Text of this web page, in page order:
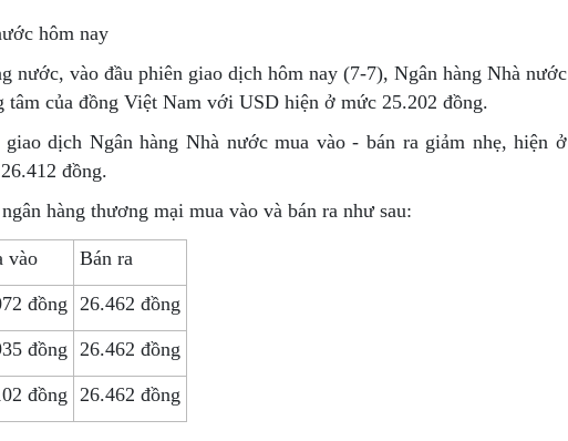
hôm nay
nước, vào đầu phiên giao dịch hôm nay (7-7), Ngân hàng Nhà nước
tâm của đồng Việt Nam với USD hiện ở mức 25.202 đồng.
dịch Ngân hàng Nhà nước mua vào - bán ra giảm nhẹ, hiện ở
đồng.
hàng thương mại mua vào và bán ra như sau:
vào Bán ra
đồng 26.462 đồng
đồng 26.462 đồng
đồng 26.462 đồng